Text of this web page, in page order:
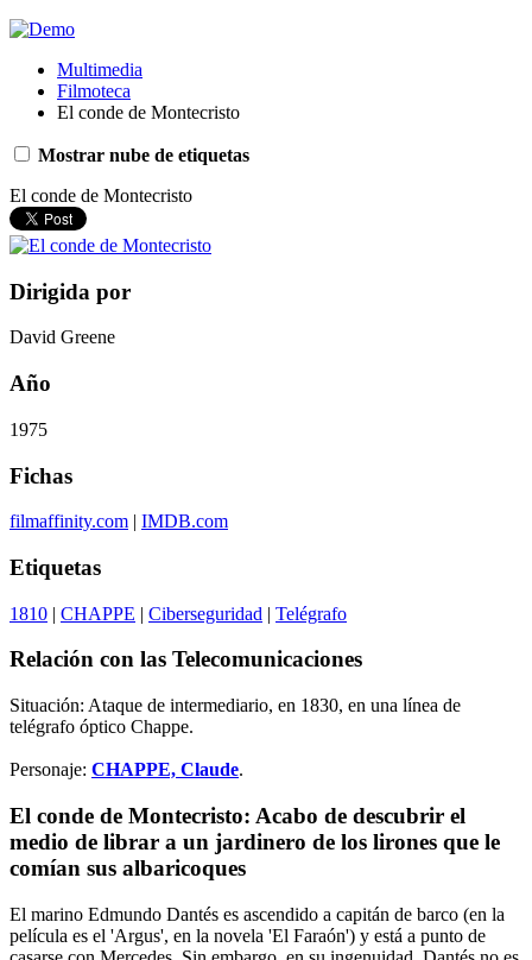
Multimedia
Filmoteca
El conde de Montecristo
Mostrar nube de etiquetas
El conde de Montecristo
Dirigida por
David Greene
Año
1975
Fichas
filmaffinity.com | IMDB.com
Etiquetas
1810 | CHAPPE | Ciberseguridad | Telégrafo
Relación con las Telecomunicaciones
Situación: Ataque de intermediario, en 1830, en una línea de
telégrafo óptico Chappe.
Personaje: CHAPPE, Claude.
El conde de Montecristo: Acabo de descubrir el
medio de librar a un jardinero de los lirones que le
comían sus albaricoques
El marino Edmundo Dantés es ascendido a capitán de barco (en la
película es el 'Argus', en la novela 'El Faraón') y está a punto de